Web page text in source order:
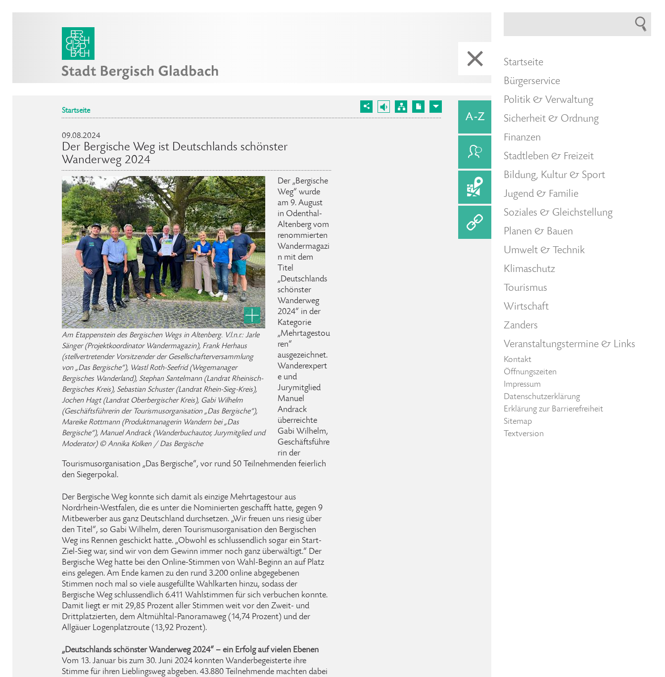
Startseite
09.08.2024
Der Bergische Weg ist Deutschlands schönster
Wanderweg 2024
Am Etappenstein des Bergischen Wegs in Altenberg. V.l.n.r.: Jarle
Sänger (Projektkoordinator Wandermagazin), Frank Herhaus
(stellvertretender Vorsitzender der Gesellschafterversammlung
von „Das Bergische“), Wastl Roth-Seefrid (Wegemanager
Bergisches Wanderland), Stephan Santelmann (Landrat Rheinisch-
Bergisches Kreis), Sebastian Schuster (Landrat Rhein-Sieg-Kreis),
Jochen Hagt (Landrat Oberbergischer Kreis), Gabi Wilhelm
(Geschäftsführerin der Tourismusorganisation „Das Bergische“),
Mareike Rottmann (Produktmanagerin Wandern bei „Das
Bergische“), Manuel Andrack (Wanderbuchautor, Jurymitglied und
Moderator) © Annika Kolken / Das Bergische
Der „Bergische
Weg“ wurde
am 9. August
in Odenthal-
Altenberg vom
renommierten
Wandermagazi
n mit dem
Titel
„Deutschlands
schönster
Wanderweg
2024“ in der
Kategorie
„Mehrtagestou
ren“
ausgezeichnet.
Wanderexpert
e und
Jurymitglied
Manuel
Andrack
überreichte
Gabi Wilhelm,
Geschäftsführe
rin der
Tourismusorganisation „Das Bergische“, vor rund 50 Teilnehmenden feierlich
den Siegerpokal.
Der Bergische Weg konnte sich damit als einzige Mehrtagestour aus
Nordrhein-Westfalen, die es unter die Nominierten geschafft hatte, gegen 9
Mitbewerber aus ganz Deutschland durchsetzen. „Wir freuen uns riesig über
den Titel“, so Gabi Wilhelm, deren Tourismusorganisation den Bergischen
Weg ins Rennen geschickt hatte. „Obwohl es schlussendlich sogar ein Start-
Ziel-Sieg war, sind wir von dem Gewinn immer noch ganz überwältigt.“ Der
Bergische Weg hatte bei den Online-Stimmen von Wahl-Beginn an auf Platz
eins gelegen. Am Ende kamen zu den rund 3.200 online abgegebenen
Stimmen noch mal so viele ausgefüllte Wahlkarten hinzu, sodass der
Bergische Weg schlussendlich 6.411 Wahlstimmen für sich verbuchen konnte.
Damit liegt er mit 29,85 Prozent aller Stimmen weit vor den Zweit- und
Drittplatzierten, dem Altmühltal-Panoramaweg (14,74 Prozent) und der
Allgäuer Logenplatzroute (13,92 Prozent).
„Deutschlands schönster Wanderweg 2024“ – ein Erfolg auf vielen Ebenen
Vom 13. Januar bis zum 30. Juni 2024 konnten Wanderbegeisterte ihre
Stimme für ihren Lieblingsweg abgeben. 43.880 Teilnehmende machten dabei
Startseite
Bürgerservice
Politik & Verwaltung
Sicherheit & Ordnung
Finanzen
Stadtleben & Freizeit
Bildung, Kultur & Sport
Jugend & Familie
Soziales & Gleichstellung
Planen & Bauen
Umwelt & Technik
Klimaschutz
Tourismus
Wirtschaft
Zanders
Veranstaltungstermine & Links
Kontakt
Öffnungszeiten
Impressum
Datenschutzerklärung
Erklärung zur Barrierefreiheit
Sitemap
Textversion